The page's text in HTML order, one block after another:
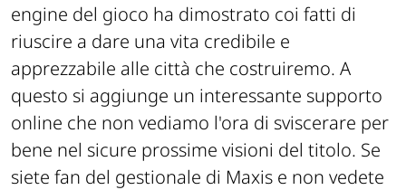
engine del gioco ha dimostrato coi fatti di
riuscire a dare una vita credibile e
apprezzabile alle città che costruiremo. A
questo si aggiunge un interessante supporto
online che non vediamo l'ora di sviscerare per
bene nel sicure prossime visioni del titolo. Se
siete fan del gestionale di Maxis e non vedete